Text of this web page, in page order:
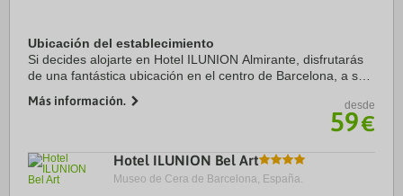
Ubicación del establecimiento
Si decides alojarte en Hotel ILUNION Almirante, disfrutarás
de una fantástica ubicación en el centro de Barcelona, a solo
Música Catalana. Además, ...
Más información. desde
59€
Hotel ILUNION Bel Art
Museo de Cera de Barcelona, España.